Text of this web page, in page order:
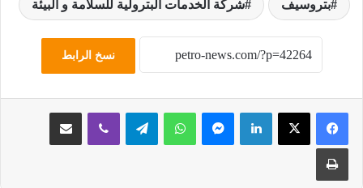
بتروسيف شركة الخدمات البترولية للسلامة و البيئة
نسخ الرابط
لينكدإن ماسنجر واتساب تيلقرام ڤايبر مشاركة عبر البريد
طباعة